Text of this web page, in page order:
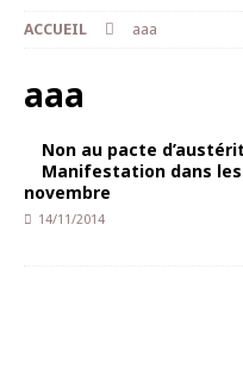
ACCUEIL aaa
aaa
Non au pacte
Manifestation dans
novembre
14/11/2014